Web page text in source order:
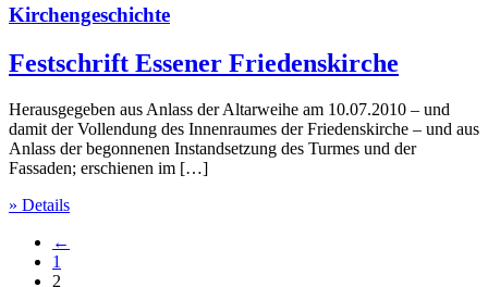
Kirchengeschichte
Festschrift Essener Friedenskirche
Herausgegeben aus Anlass der Altarweihe am 10.07.2010 – und
damit der Vollendung des Innenraumes der Friedenskirche – und aus
Anlass der begonnenen Instandsetzung des Turmes und der
Fassaden; erschienen im […]
» Details
←
1
2